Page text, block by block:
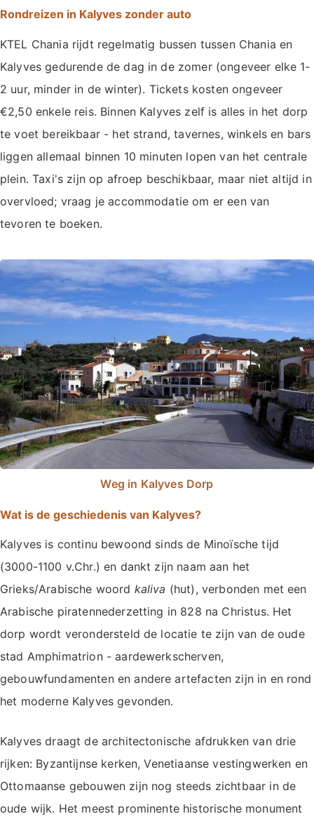
Rondreizen in Kalyves zonder auto
KTEL Chania rijdt regelmatig bussen tussen Chania en
Kalyves gedurende de dag in de zomer (ongeveer elke 1-
2 uur, minder in de winter). Tickets kosten ongeveer
€2,50 enkele reis. Binnen Kalyves zelf is alles in het dorp
te voet bereikbaar - het strand, tavernes, winkels en bars
liggen allemaal binnen 10 minuten lopen van het centrale
plein. Taxi's zijn op afroep beschikbaar, maar niet altijd in
overvloed; vraag je accommodatie om er een van
tevoren te boeken.
Weg in Kalyves Dorp
Wat is de geschiedenis van Kalyves?
Kalyves is continu bewoond sinds de Minoïsche tijd
(3000-1100 v.Chr.) en dankt zijn naam aan het
Grieks/Arabische woord kaliva (hut), verbonden met een
Arabische piratennederzetting in 828 na Christus. Het
dorp wordt verondersteld de locatie te zijn van de oude
stad Amphimatrion - aardewerkscherven,
gebouwfundamenten en andere artefacten zijn in en rond
het moderne Kalyves gevonden.
Kalyves draagt de architectonische afdrukken van drie
rijken: Byzantijnse kerken, Venetiaanse vestingwerken en
Ottomaanse gebouwen zijn nog steeds zichtbaar in de
oude wijk. Het meest prominente historische monument